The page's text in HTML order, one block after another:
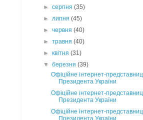
►серпня(35)
►липня(45)
►червня(40)
►травня(40)
►квітня(31)
▼березня(39)
Офіційне інтернет-
Президента України
Офіційне інтернет-
Президента України
Офіційне інтернет-